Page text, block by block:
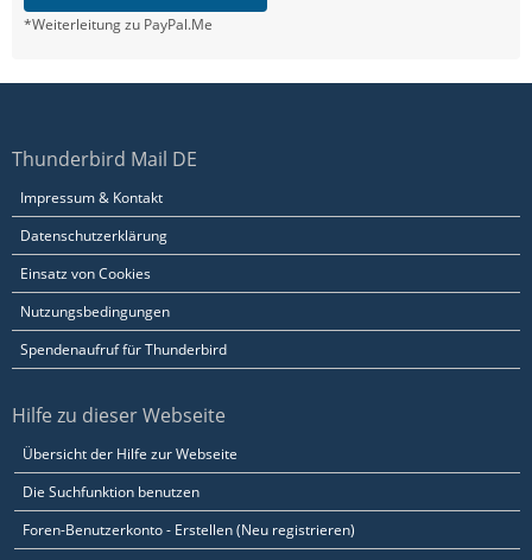
*Weiterleitung zu PayPal.Me
Thunderbird Mail DE
Impressum & Kontakt
Datenschutzerklärung
Einsatz von Cookies
Nutzungsbedingungen
Spendenaufruf für Thunderbird
Hilfe zu dieser Webseite
Übersicht der Hilfe zur Webseite
Die Suchfunktion benutzen
Foren-Benutzerkonto - Erstellen (Neu registrieren)